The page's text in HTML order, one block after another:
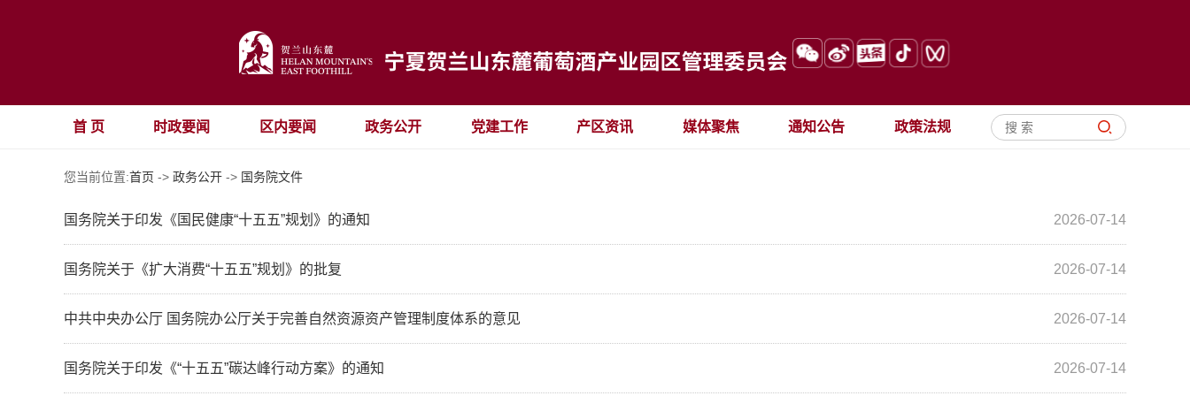
首 页 时政要闻 区内要闻 政务公开 党建工作 产区资讯 媒体聚焦 通知公告 政策法规
您当前位置:首页 -> 政务公开 -> 国务院文件
国务院关于印发《国民健康“十五五”规划》的通知 2026-07-14
国务院关于《扩大消费“十五五”规划》的批复 2026-07-14
中共中央办公厅 国务院办公厅关于完善自然资源资产管理制度体系的意见 2026-07-14
国务院关于印发《“十五五”碳达峰行动方案》的通知 2026-07-14